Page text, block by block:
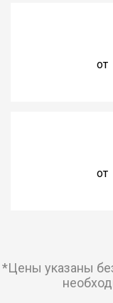
от
от
*Цены указаны